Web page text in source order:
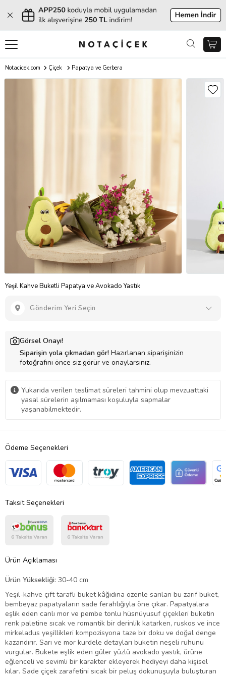
Notacicek.com Çiçek Papatya ve Gerbera
Yeşil Kahve Buketli Papatya ve Avokado Yastık
Gönderim Yeri Seçin
Görsel Onayı!
Siparişin yola çıkmadan gör! Hazırlanan siparişinizin
fotoğrafını önce siz görür ve onaylarsınız.
Yukarıda verilen teslimat süreleri tahmini olup mevzuattaki
yasal sürelerin aşılmaması koşuluyla sapmalar
yaşanabilmektedir.
Ödeme Seçenekleri
Taksit Seçenekleri
Ürün Açıklaması
Ürün Yüksekliği: 30-40 cm
Yeşil-kahve çift taraflı buket kâğıdına özenle sarılan bu zarif buket,
bembeyaz papatyaların sade ferahlığıyla öne çıkar. Papatyalara
eşlik eden canlı mor ve pembe tonlu hüsnüyusuf çiçekleri buketin
renk paletine sıcak ve romantik bir derinlik katarken, ruskos ve ince
mirkeladus yeşillikleri kompozisyona taze bir doku ve doğal denge
kazandırır. Sarı ve mor kurdele detayları buketin neşeli ruhunu
vurgular. Bukete eşlik eden güler yüzlü avokado yastık, ürüne
eğlenceli ve sevimli bir karakter ekleyerek hediyeyi daha kişisel
kılar. Sade çiçek zarafetini sıcak bir peluş dokunuşuyla buluşturan